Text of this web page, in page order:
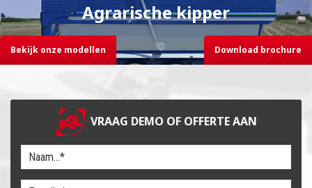
Over MCR
Verkoop
Service
Machine aanbod
Nieuws
Agrarische kipper
Bekijk onze modellen Download brochure
VRAAG DEMO OF OFFERTE AAN